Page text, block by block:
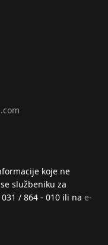
koje ne
službeniku za
/ 864 - 010 ili na e-